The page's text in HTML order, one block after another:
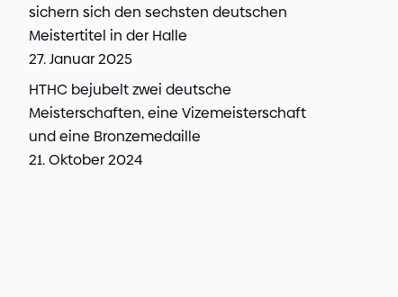
sichern sich den sechsten deutschen
Meistertitel in der Halle
27. Januar 2025
HTHC bejubelt zwei deutsche
Meisterschaften, eine Vizemeisterschaft
und eine Bronzemedaille
21. Oktober 2024